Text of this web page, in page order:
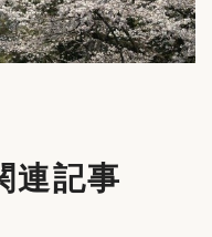
連記事